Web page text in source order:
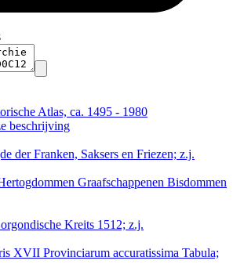
Atlas, ca. 1495 - 1980
beschrijving
der Franken, Saksers en Friezen; z.j.
Graafschappenen Bisdommen
Kreits 1512; z.j.
XVII Provinciarum accuratissima Tabula;